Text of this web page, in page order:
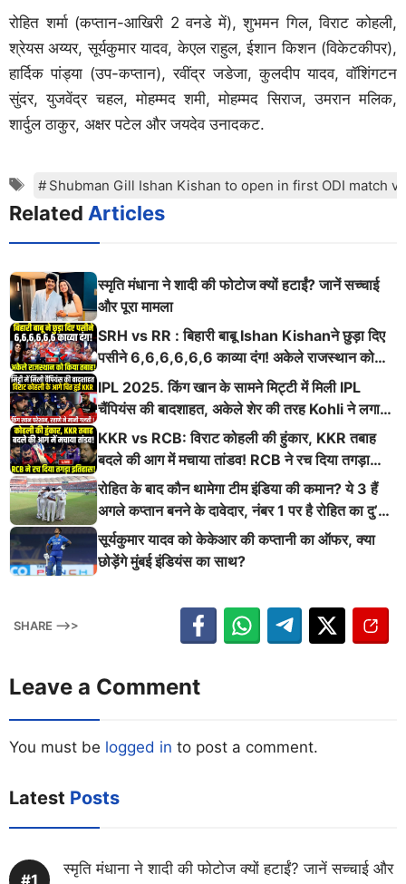
रोहित शर्मा (कप्तान-आखिरी 2 वनडे में), शुभमन गिल, विराट कोहली,
श्रेयस अय्यर, सूर्यकुमार यादव, केएल राहुल, ईशान किशन (विकेटकीपर),
हार्दिक पांड्या (उप-कप्तान), रवींद्र जडेजा, कुलदीप यादव, वॉशिंगटन
सुंदर, युजवेंद्र चहल, मोहम्मद शमी, मोहम्मद सिराज, उमरान मलिक,
शार्दुल ठाकुर, अक्षर पटेल और जयदेव उनादकट.
Tags
Shubman Gill Ishan Kishan to open in first ODI match
Related Articles
स्मृति मंधाना ने शादी की फोटोज क्यों हटाईं? जानें सच्चाई
और पूरा मामला
SRH vs RR : बिहारी बाबू Ishan Kishanने छुड़ा दिए
पसीने 6,6,6,6,6,6 काव्या दंग! अकेले राजस्थान को
किया तबाह!
IPL 2025. किंग खान के सामने मिट्टी में मिली IPL
चैंपियंस की बादशाहत, अकेले शेर की तरह Kohli ने लगाई
ऐसी दहाड़
KKR vs RCB: विराट कोहली की हुंकार, KKR तबाह
बदले की आग में मचाया तांडव! RCB ने रच दिया तगड़ा
इतिहास
रोहित के बाद कौन थामेगा टीम इंडिया की कमान? ये 3 हैं
अगले कप्तान बनने के दावेदार, नंबर 1 पर है रोहित का दु’
श्मन
सूर्यकुमार यादव को केकेआर की कप्तानी का ऑफर, क्या
छोड़ेंगे मुंबई इंडियंस का साथ?
SHARE -->>
Leave a Comment
You must be logged in to post a comment.
Latest Posts
स्मृति मंधाना ने शादी की फोटोज क्यों हटाईं? जानें सच्चाई और